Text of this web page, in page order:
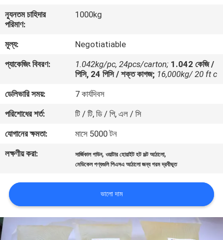
ভ্রমণ
মান
নিয়ন্ত্রণ
আমাদের
সাথে
যোগাযোগ
করুন
খবর
মামলা
ন্যূনতম চাহিদার
পরিমাণ:
1000kg
মূল্য:
Negotiatiable
প্যাকেজিং বিবরণ:
1.042kg/pc, 24pcs/carton; 1.042 কেজি /
পিসি, 24 পিসি / শক্ত কাগজ; 16,000kg/ 20 ft c
ডেলিভারি সময়:
7 কার্যদিবস
পরিশোধের শর্ত:
টি / টি, ডি / পি, এল / সি
যোগানের ক্ষমতা:
মাসে 5000 টন
লক্ষণীয় করা:
সার্জিকাল গাউন,ওয়াটার হোয়াইট হট মল্ট আঠালো,
মেডিকেল পণ্যগুলি পিএসএ আঠালো জন্য গরম দ্রবীভূত
ভালো দাম